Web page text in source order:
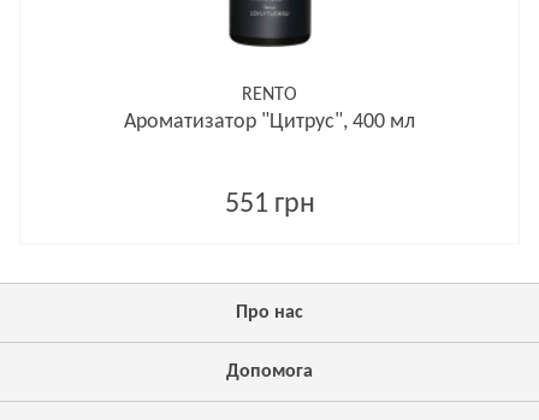
RENTO
Ароматизатор "Цитрус", 400 мл
551 грн
Про нас
Допомога